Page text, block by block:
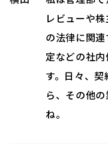
レビューや
の法律に関
定などの社
す。日々、
ら、その他
ね。